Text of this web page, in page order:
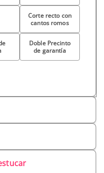
Corte recto con
cantos romos
Doble Precinto
de garantía